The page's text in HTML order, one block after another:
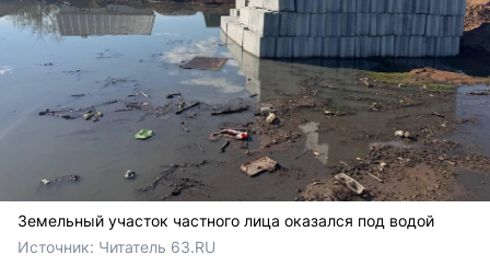
Земельный участок частного лица оказался под водой
Источник: Читатель 63.RU